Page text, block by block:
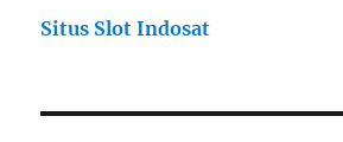
Situs Slot Indosat